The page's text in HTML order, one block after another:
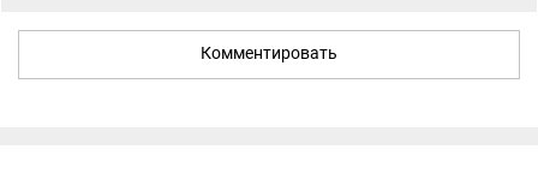
Комментировать